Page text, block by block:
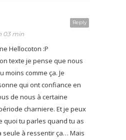
Reply
03 min
Hellocoton :P
texte je pense que nous
moins comme ça. Je
qui ont confiance en
de nous à certaine
charniere. Et je peux
quoi tu parles quand tu as
seule à ressentir ça… Mais